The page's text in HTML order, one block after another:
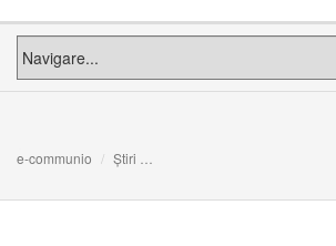
e-communio Știri